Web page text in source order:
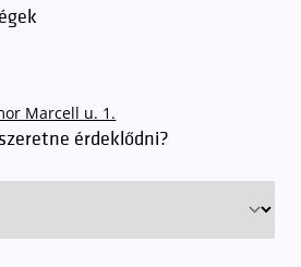
várakozási idővel érdemes kalkulálni. Ezt
kedves közönségünknek, induljanak
parkolóhelyet és
automatika nyitja.
számára, akik egy aznapi fizetős
elérhető itt.
Marcell u. 1.
érdeklődni?